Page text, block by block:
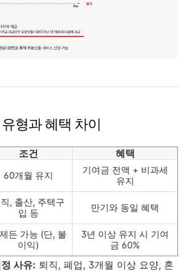
형과 혜택 차이
조건 혜택
60개월 유지
기여금 전액 + 비과세
유지
, 출산, 주택구
입 등
만기와 동일 혜택
든 가능 (단, 불
이익)
3년 이상 유지 시 기여
금 60%
사유: 퇴직, 폐업, 3개월 이상 요양, 혼